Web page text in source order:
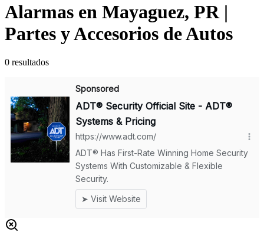
Alarmas en Mayaguez, PR |
Partes y Accesorios de Autos
0 resultados